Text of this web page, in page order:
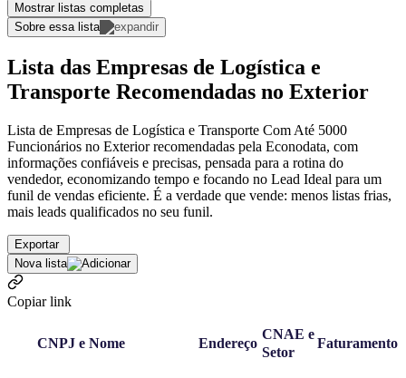
Mostrar listas completas
Sobre essa lista
Lista das Empresas de Logística e
Transporte Recomendadas no Exterior
Lista de Empresas de Logística e Transporte Com Até 5000
Funcionários no Exterior recomendadas pela Econodata, com
informações confiáveis e precisas, pensada para a rotina do
vendedor, economizando tempo e focando no Lead Ideal para um
funil de vendas eficiente. É a verdade que vende: menos listas frias,
mais leads qualificados no seu funil.
Exportar
Nova lista
Copiar link
CNPJ e Nome Endereço
CNAE e
Setor
Faturamento